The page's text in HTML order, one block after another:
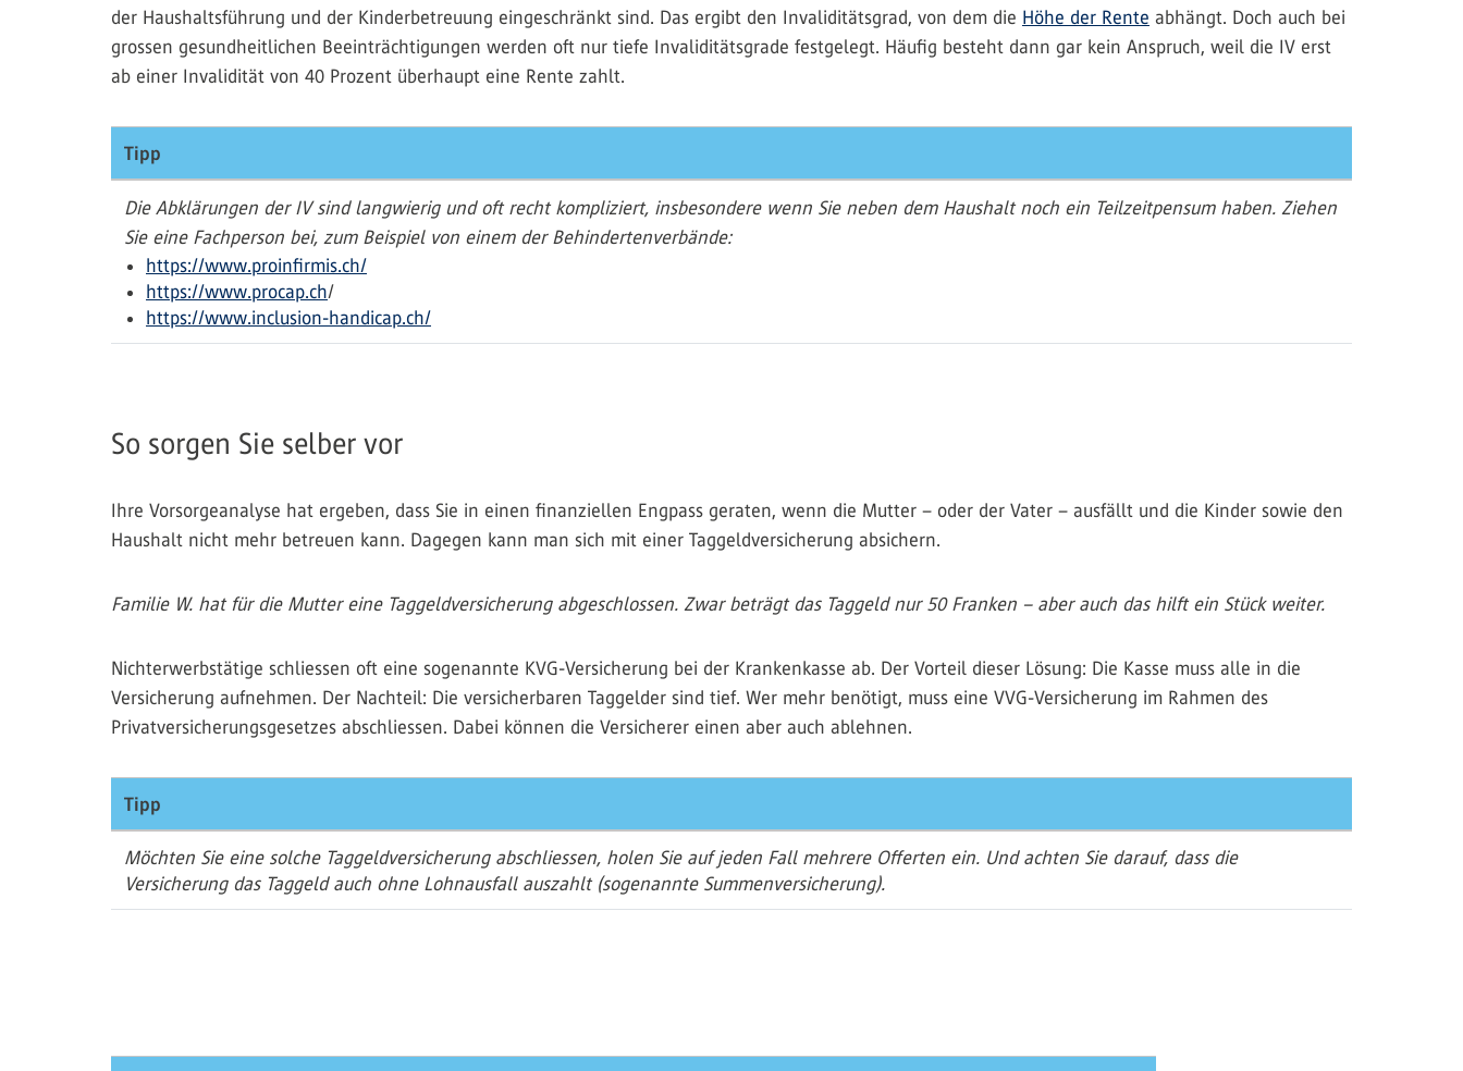
der Haushaltsführung und der Kinderbetreuung eingeschränkt sind. Das ergibt den Invaliditätsgrad, von dem die Höhe der Rente abhängt. Doch auch bei
grossen gesundheitlichen Beeinträchtigungen werden oft nur tiefe Invaliditätsgrade festgelegt. Häufig besteht dann gar kein Anspruch, weil die IV erst
ab einer Invalidität von 40 Prozent überhaupt eine Rente zahlt.
Tipp
Die Abklärungen der IV sind langwierig und oft recht kompliziert, insbesondere wenn Sie neben dem Haushalt noch ein Teilzeitpensum haben. Ziehen
Sie eine Fachperson bei, zum Beispiel von einem der Behindertenverbände:
https://www.proinfirmis.ch/
https://www.procap.ch/
https://www.inclusion-handicap.ch/
So sorgen Sie selber vor
Ihre Vorsorgeanalyse hat ergeben, dass Sie in einen finanziellen Engpass geraten, wenn die Mutter – oder der Vater – ausfällt und die Kinder sowie den
Haushalt nicht mehr betreuen kann. Dagegen kann man sich mit einer Taggeldversicherung absichern.
Familie W. hat für die Mutter eine Taggeldversicherung abgeschlossen. Zwar beträgt das Taggeld nur 50 Franken – aber auch das hilft ein Stück weiter.
Nichterwerbstätige schliessen oft eine sogenannte KVG-Versicherung bei der Krankenkasse ab. Der Vorteil dieser Lösung: Die Kasse muss alle in die
Versicherung aufnehmen. Der Nachteil: Die versicherbaren Taggelder sind tief. Wer mehr benötigt, muss eine VVG-Versicherung im Rahmen des
Privatversicherungsgesetzes abschliessen. Dabei können die Versicherer einen aber auch ablehnen.
Tipp
Möchten Sie eine solche Taggeldversicherung abschliessen, holen Sie auf jeden Fall mehrere Offerten ein. Und achten Sie darauf, dass die
Versicherung das Taggeld auch ohne Lohnausfall auszahlt (sogenannte Summenversicherung).